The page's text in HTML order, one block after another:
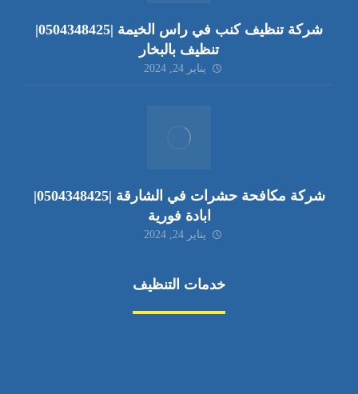
شركة تنظيف كنب في راس الخيمة |0504348425|
تنظيف بالبخار
يناير 24, 2024
شركة مكافحة حشرات في الشارقة |0504348425|
ابادة فورية
يناير 24, 2024
خدمات التنظيف